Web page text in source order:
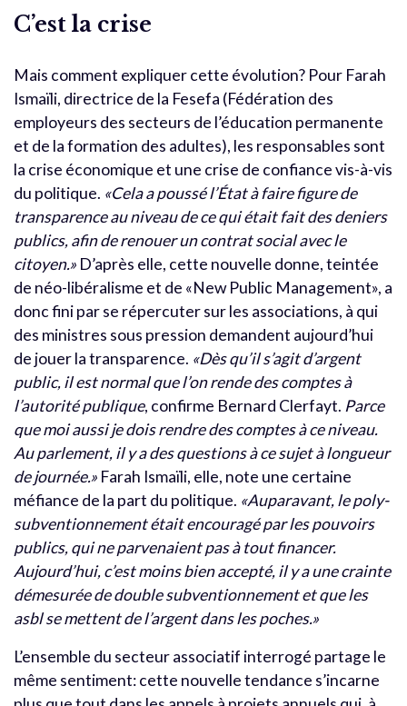
C’est la crise
Mais comment expliquer cette évolution? Pour Farah
Ismaïli, directrice de la Fesefa (Fédération des
employeurs des secteurs de l’éducation permanente
et de la formation des adultes), les responsables sont
la crise économique et une crise de confiance vis-à-vis
du politique. «Cela a poussé l’État à faire figure de
transparence au niveau de ce qui était fait des deniers
publics, afin de renouer un contrat social avec le
citoyen.» D’après elle, cette nouvelle donne, teintée
de néo-libéralisme et de «New Public Management», a
donc fini par se répercuter sur les associations, à qui
des ministres sous pression demandent aujourd’hui
de jouer la transparence. «Dès qu’il s’agit d’argent
public, il est normal que l’on rende des comptes à
l’autorité publique, confirme Bernard Clerfayt. Parce
que moi aussi je dois rendre des comptes à ce niveau.
Au parlement, il y a des questions à ce sujet à longueur
de journée.» Farah Ismaïli, elle, note une certaine
méfiance de la part du politique. «Auparavant, le poly-
subventionnement était encouragé par les pouvoirs
publics, qui ne parvenaient pas à tout financer.
Aujourd’hui, c’est moins bien accepté, il y a une crainte
démesurée de double subventionnement et que les
asbl se mettent de l’argent dans les poches.»
L’ensemble du secteur associatif interrogé partage le
même sentiment: cette nouvelle tendance s’incarne